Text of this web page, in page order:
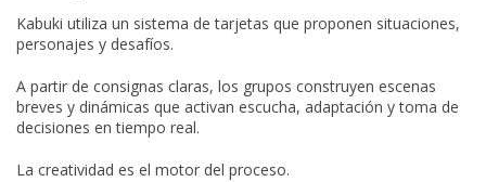
Kabuki utiliza un sistema de tarjetas que proponen situaciones,
personajes y desafíos.
A partir de consignas claras, los grupos construyen escenas
breves y dinámicas que activan escucha, adaptación y toma de
decisiones en tiempo real.
La creatividad es el motor del proceso.